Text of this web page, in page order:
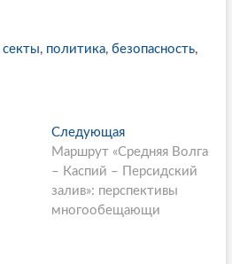
секты, политика, безопасность,
Следующая
л
е
д
у
Маршрут «Средняя Волга
– Каспий – Персидский
залив»: перспективы
многообещающи